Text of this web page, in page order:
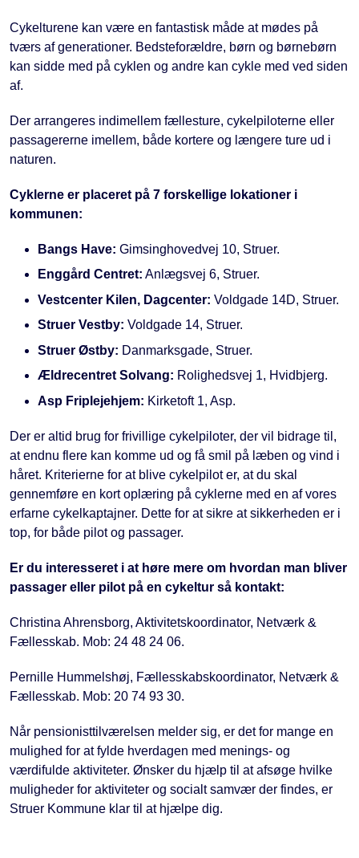
Cykelturene kan være en fantastisk måde at mødes på
tværs af generationer. Bedsteforældre, børn og børnebørn
kan sidde med på cyklen og andre kan cykle med ved siden
af.
Der arrangeres indimellem fællesture, cykelpiloterne eller
passagererne imellem, både kortere og længere ture ud i
naturen.
Cyklerne er placeret på 7 forskellige lokationer i
kommunen:
Bangs Have: Gimsinghovedvej 10, Struer.
Enggård Centret: Anlægsvej 6, Struer.
Vestcenter Kilen, Dagcenter: Voldgade 14D, Struer.
Struer Vestby: Voldgade 14, Struer.
Struer Østby: Danmarksgade, Struer.
Ældrecentret Solvang: Rolighedsvej 1, Hvidbjerg.
Asp Friplejehjem: Kirketoft 1, Asp.
Der er altid brug for frivillige cykelpiloter, der vil bidrage til,
at endnu flere kan komme ud og få smil på læben og vind i
håret. Kriterierne for at blive cykelpilot er, at du skal
gennemføre en kort oplæring på cyklerne med en af vores
erfarne cykelkaptajner. Dette for at sikre at sikkerheden er i
top, for både pilot og passager.
Er du interesseret i at høre mere om hvordan man bliver
passager eller pilot på en cykeltur så kontakt:
Christina Ahrensborg, Aktivitetskoordinator, Netværk &
Fællesskab. Mob: 24 48 24 06.
Pernille Hummelshøj, Fællesskabskoordinator, Netværk &
Fællesskab. Mob: 20 74 93 30.
Når pensionisttilværelsen melder sig, er det for mange en
mulighed for at fylde hverdagen med menings- og
værdifulde aktiviteter. Ønsker du hjælp til at afsøge hvilke
muligheder for aktiviteter og socialt samvær der findes, er
Struer Kommune klar til at hjælpe dig.